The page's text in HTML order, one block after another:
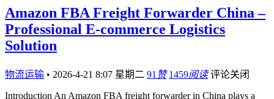
Amazon FBA Freight Forwarder China –
Professional E-commerce Logistics
Solution
物流运输 • 2026-4-21 8:07 星期二 91 赞 1459阅读 评论关闭
Introduction An Amazon FBA freight forwarder in China plays a